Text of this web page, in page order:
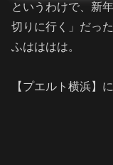
というわけで、新
切りに行く」だっ
ふはははは。
【プエルト横浜】